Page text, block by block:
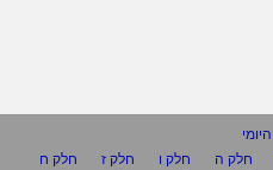
חלק ה חלק ו חלק ז
חלק ח